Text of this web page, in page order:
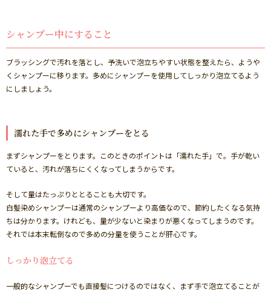
シャンプー中にすること
ブラッシングで汚れを落とし、予洗いで泡立ちやすい状態を整えたら、ようや
くシャンプーに移ります。多めにシャンプーを使用してしっかり泡立てるよう
にしましょう。
濡れた手で多めにシャンプーをとる
まずシャンプーをとります。このときのポイントは「濡れた手」で。手が乾い
ていると、汚れが落ちにくくなってしまうからです。
そして量はたっぷりととることも大切です。
白髪染めシャンプーは通常のシャンプーより高価なので、節約したくなる気持
ちは分かります。けれども、量が少ないと染まりが悪くなってしまうのです。
それでは本末転倒なので多めの分量を使うことが肝心です。
しっかり泡立てる
一般的なシャンプーでも直接髪につけるのではなく、まず手で泡立てることが